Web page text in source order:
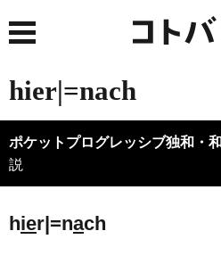
hier|=nach
ポケットプログレッシブ独和・
説
hier|=nach